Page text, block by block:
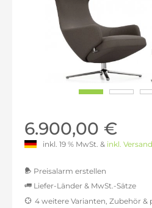
6.900,00 €
inkl. 19 % MwSt. & inkl.
Preisalarm erstellen
Liefer-Länder & MwSt.-Sätze
4 weitere Varianten, Zubehör &